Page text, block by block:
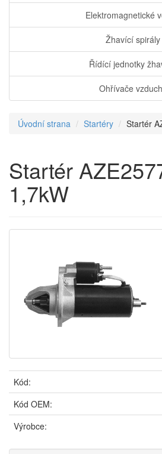
Elektromagnetické
Žhavící spirály
Řídící jednotky
Ohřívače
Úvodní strana Startéry Startér
Startér
1,7kW
Kód:
Kód OEM:
Výrobce: